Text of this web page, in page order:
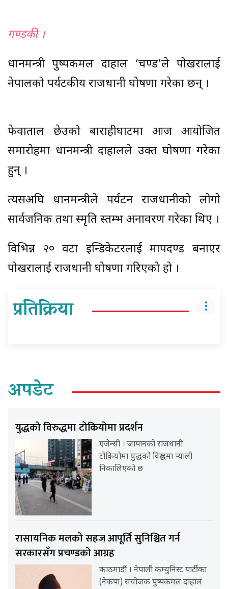
गण्डकी ।
प्रधानमन्त्री पुष्पकमल दाहाल ‘प्रचण्ड’ले पोखरालाई
नेपालको पर्यटकीय राजधानी घोषणा गरेका छन् ।
फेवाताल छेउको बाराहीघाटमा आज आयोजित
समारोहमा प्रधानमन्त्री दाहालले उक्त घोषणा गरेका
हुन् ।
त्यसअघि प्रधानमन्त्रीले पर्यटन राजधानीको लोगो
सार्वजनिक तथा स्मृति स्तम्भ अनावरण गरेका थिए ।
विभिन्न २० वटा इन्डिकेटरलाई मापदण्ड बनाएर
पोखरालाई राजधानी घोषणा गरिएको हो ।
प्रतिक्रिया
अपडेट
युद्धको विरुद्धमा टोकियोमा प्रदर्शन
एजेन्सी । जापानको राजधानी
टोकियोमा युद्धको विरुद्धमा र्‍याली
निकालिएको छ
रासायनिक मलको सहज आपूर्ति सुनिश्चित गर्न
सरकारसँग प्रचण्डको आग्रह
काठमाडौं । नेपाली कम्युनिस्ट पार्टीका
(नेकपा) संयोजक पुष्पकमल दाहाल